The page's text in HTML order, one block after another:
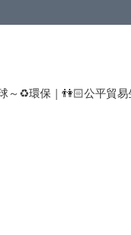
～♻️環保｜👫🏻公平貿易